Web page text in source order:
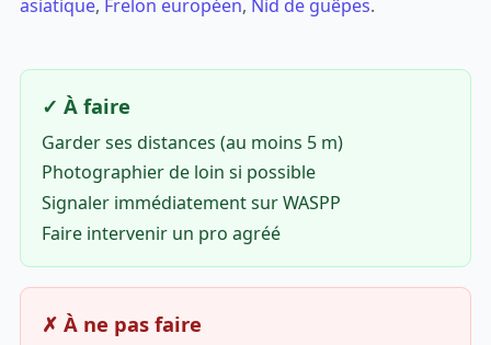
asiatique, Frelon européen, Nid de guêpes.
✓ À faire
Garder ses distances (au moins 5 m)
Photographier de loin si possible
Signaler immédiatement sur WASPP
Faire intervenir un pro agréé
✗ À ne pas faire